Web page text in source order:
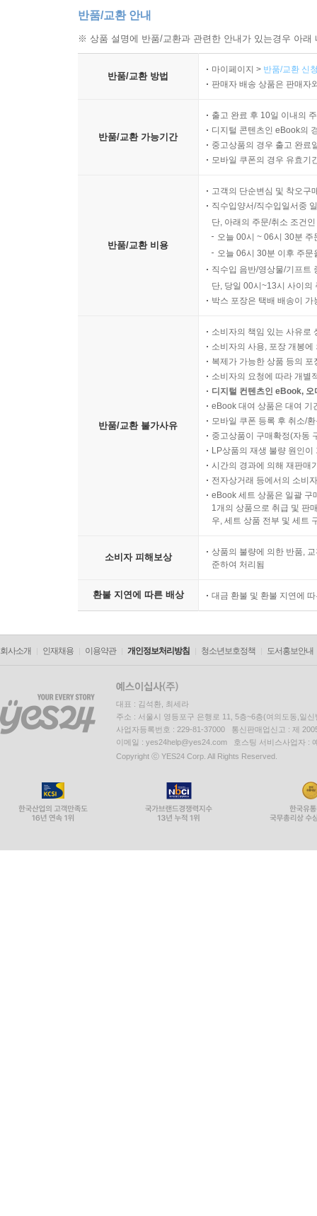
반품/교환 안내
※ 상품 설명에 반품/교환과 관련한 안내가 있는경우 아
반품/교환 방법
마이페이지 > 반품/교환 신
판매자 배송 상품은 판매자
반품/교환 가능기간
출고 완료 후 10일 이내의
디지털 콘텐츠인 eBook의
중고상품의 경우 출고 완료
모바일 쿠폰의 경우 유효기
반품/교환 비용
고객의 단순변심 및 착오구
직수입양서/직수입일서중
단, 아래의 주문/취소 조건
오늘 00시 ~ 06시 30분
오늘 06시 30분 이후 주
직수입 음반/영상물/기프트
단, 당일 00시~13시 사이의
박스 포장은 택배 배송이
반품/교환 불가사유
소비자의 책임 있는 사유로
소비자의 사용, 포장 개봉
복제가 가능한 상품 등의
소비자의 요청에 따라 개별
디지털 컨텐츠인 eBook,
eBook 대여 상품은 대여 기
모바일 쿠폰 등록 후 취소/
중고상품이 구매확정(자동
LP상품의 재생 불량 원인
시간의 경과에 의해 재판매
전자상거래 등에서의 소비
eBook 세트 상품은 일괄 구
1개의 상품으로 취급 및 판
우, 세트 상품 전부 및 세트
소비자 피해보상
상품의 불량에 의한 반품,
준하여 처리됨
환불 지연에 따른 배상 대금 환불 및 환불 지연에
회사소개 인재채용 이용약관 개인정보처리방침 청소년보호정책 도서홍보안내
대표 : 김석환, 최세라
주소 : 서울시 영등포구 은행로 11, 5층~6층(여의도동,일신
사업자등록번호 : 229-81-37000 통신판매업신고 : 제
이메일 : yes24help@yes24.com 호스팅 서비스사업자 :
Copyright ⓒ YES24 Corp. All Rights Reserved.